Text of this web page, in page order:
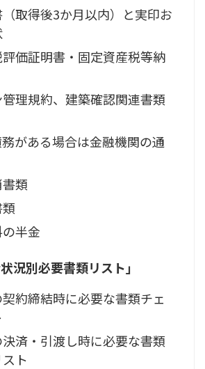
取得後3か月以内）と実印お
価証明書・固定資産税等納
理規約、建築確認関連書類
がある場合は金融機関の通
類
半金
況別必要書類リスト」
約締結時に必要な書類チェ
済・引渡し時に必要な書類
ト